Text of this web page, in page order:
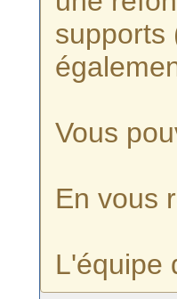
supports
Vous
En vous
L'équipe